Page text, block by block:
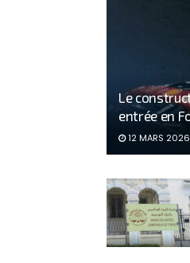
Le
entrée en
12 MARS 2026